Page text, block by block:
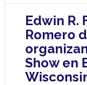
Edwin R.
Romero
Show en